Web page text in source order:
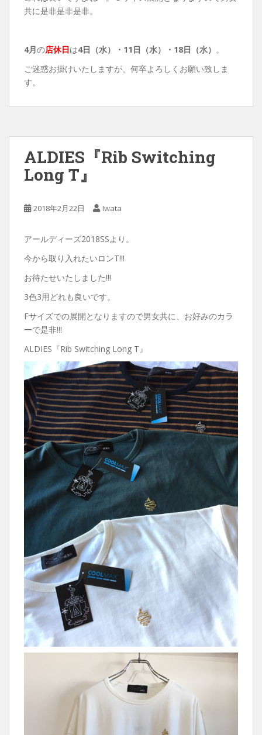
共に是非是非是非。
4月の店休日は4日（水）・ 11日（水）・18日（水） 。
ご迷惑お掛けいたしますが、何卒よろしくお願い致しま
す。
ALDIES『Rib Switching
Long T』
2018年2月22日 Iwata
アールディーズ2018SSより。
今から取り入れたいロンT!!!
お待たせいたしました!!!
3色3用どれも良いです。
Fサイズでの展開となりますので男女共に、お好みのカラ
ーで是非!!!
ALDIES『Rib Switching Long T』